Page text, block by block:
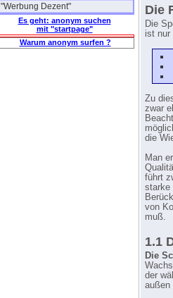
"Werbung Dezent"
Es geht: anonym suchen
mit "startpage"
Warum anonym surfen ?
Die
Die
ist nur
Zu
zwar
die
Man
führt
starke
von
muß.
1.1
Die
der
außen